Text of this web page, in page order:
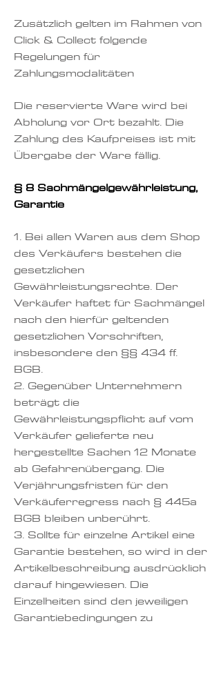
Zusätzlich gelten im Rahmen von
Click & Collect folgende
Regelungen für
Zahlungsmodalitäten
Die reservierte Ware wird bei
Abholung vor Ort bezahlt. Die
Zahlung des Kaufpreises ist mit
Übergabe der Ware fällig.
§ 8 Sachmängelgewährleistung,
Garantie
1. Bei allen Waren aus dem Shop
des Verkäufers bestehen die
gesetzlichen
Gewährleistungsrechte. Der
Verkäufer haftet für Sachmängel
nach den hierfür geltenden
gesetzlichen Vorschriften,
insbesondere den §§ 434 ff.
BGB.
2. Gegenüber Unternehmern
beträgt die
Gewährleistungspflicht auf vom
Verkäufer gelieferte neu
hergestellte Sachen 12 Monate
ab Gefahrenübergang. Die
Verjährungsfristen für den
Verkäuferregress nach § 445a
BGB bleiben unberührt.
3. Sollte für einzelne Artikel eine
Garantie bestehen, so wird in der
Artikelbeschreibung ausdrücklich
darauf hingewiesen. Die
Einzelheiten sind den jeweiligen
Garantiebedingungen zu